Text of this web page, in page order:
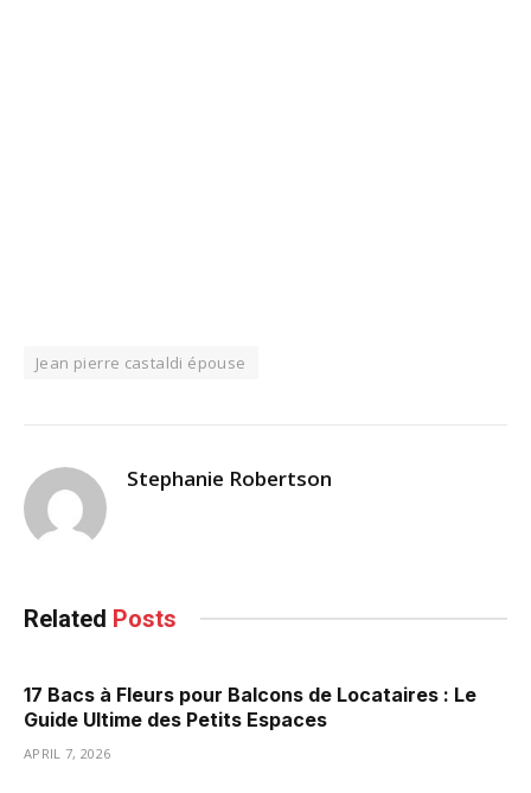
Jean pierre castaldi épouse
Stephanie Robertson
Related Posts
17 Bacs à Fleurs pour Balcons de Locataires : Le
Guide Ultime des Petits Espaces
APRIL 7, 2026